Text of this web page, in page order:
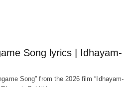
Song lyrics | Idhayam-
Song” from the 2026 film “Idhayam-